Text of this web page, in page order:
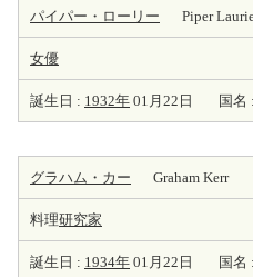
パイパー・ローリー Piper
女優
誕生日 : 1932年 01月22日 国名 :
グラハム・カー Graham Kerr
料理研究家
誕生日 : 1934年 01月22日 国名 :